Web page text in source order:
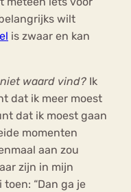
wilt
is zwaar en kan
waard vind? Ik
dat ik meer moest
dat ik moest gaan
momenten
aan zou
zijn in mijn
“Dan ga je